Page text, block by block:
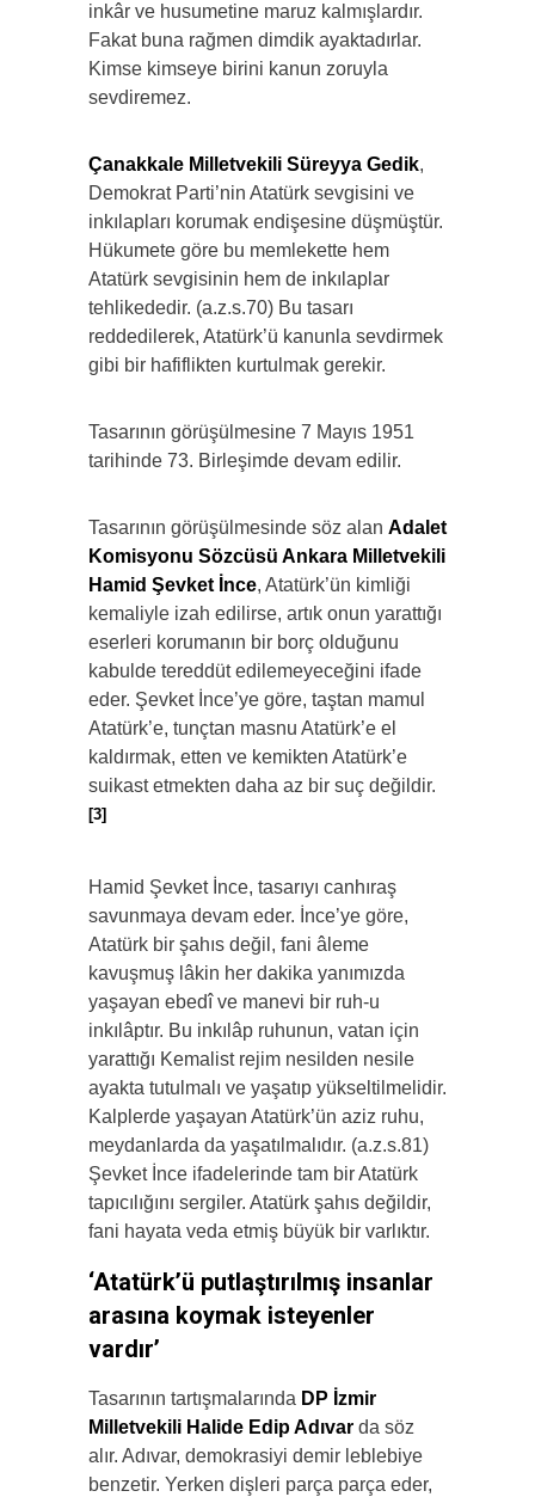
inkâr ve husumetine maruz kalmışlardır.
Fakat buna rağmen dimdik ayaktadırlar.
Kimse kimseye birini kanun zoruyla
sevdiremez.
Çanakkale Milletvekili Süreyya Gedik,
Demokrat Parti’nin Atatürk sevgisini ve
inkılapları korumak endişesine düşmüştür.
Hükumete göre bu memlekette hem
Atatürk sevgisinin hem de inkılaplar
tehlikededir. (a.z.s.70) Bu tasarı
reddedilerek, Atatürk’ü kanunla sevdirmek
gibi bir hafiflikten kurtulmak gerekir.
Tasarının görüşülmesine 7 Mayıs 1951
tarihinde 73. Birleşimde devam edilir.
Tasarının görüşülmesinde söz alan Adalet
Komisyonu Sözcüsü Ankara Milletvekili
Hamid Şevket İnce, Atatürk’ün kimliği
kemaliyle izah edilirse, artık onun yarattığı
eserleri korumanın bir borç olduğunu
kabulde tereddüt edilemeyeceğini ifade
eder. Şevket İnce’ye göre, taştan mamul
Atatürk’e, tunçtan masnu Atatürk’e el
kaldırmak, etten ve kemikten Atatürk’e
suikast etmekten daha az bir suç değildir.
[3]
Hamid Şevket İnce, tasarıyı canhıraş
savunmaya devam eder. İnce’ye göre,
Atatürk bir şahıs değil, fani âleme
kavuşmuş lâkin her dakika yanımızda
yaşayan ebedî ve manevi bir ruh-u
inkılâptır. Bu inkılâp ruhunun, vatan için
yarattığı Kemalist rejim nesilden nesile
ayakta tutulmalı ve yaşatıp yükseltilmelidir.
Kalplerde yaşayan Atatürk’ün aziz ruhu,
meydanlarda da yaşatılmalıdır. (a.z.s.81)
Şevket İnce ifadelerinde tam bir Atatürk
tapıcılığını sergiler. Atatürk şahıs değildir,
fani hayata veda etmiş büyük bir varlıktır.
‘Atatürk’ü putlaştırılmış insanlar
arasına koymak isteyenler
vardır’
Tasarının tartışmalarında DP İzmir
Milletvekili Halide Edip Adıvar da söz
alır. Adıvar, demokrasiyi demir leblebiye
benzetir. Yerken dişleri parça parça eder,